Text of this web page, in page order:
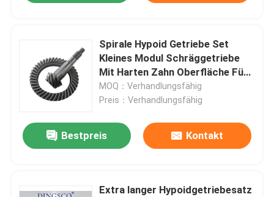
Videos
Über uns
Werksbesichtigung
Spirale Hypoid Getriebe Set
Kleines Modul Schräggetriebe
Mit Harten Zahn Oberfläche Für
90 Grad Getriebe
MOQ：Verhandlungsfähig
Preis：Verhandlungsfähig
Bestpreis Kontakt
Extra langer Hypoidgetriebesatz